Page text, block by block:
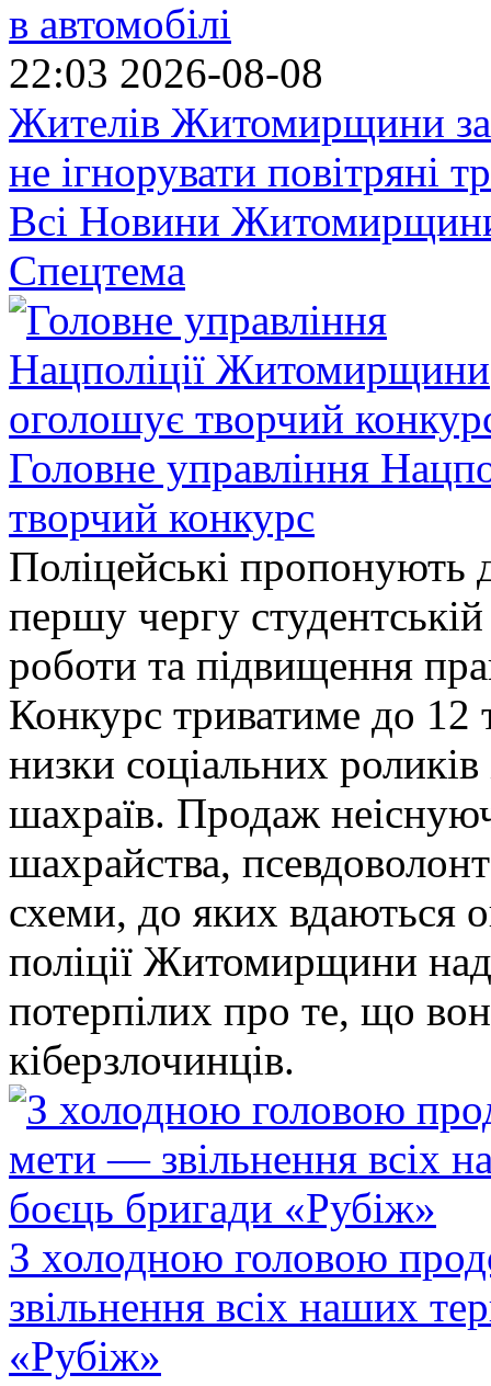
в автомобілі
22:03 2026-08-08
Жителів Житомирщини
не ігнорувати повітряні
Всі Новини
Спецтема
Головне управління
творчий конкурс
Поліцейські пропонують
першу чергу
роботи та підвищення
Конкурс триватиме до 12
низки соціальних
шахраїв. Продаж
шахрайства,
схеми, до яких
поліції Житомирщини
потерпілих про те, що
кіберзлочинців.
З холодною головою
звільнення всіх наших
«Рубіж»